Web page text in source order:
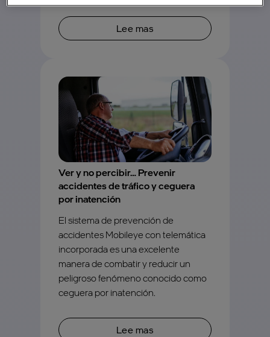
Lee mas
Ver y no percibir… Prevenir
accidentes de tráfico y ceguera
por inatención
El sistema de prevención de
accidentes Mobileye con telemática
incorporada es una excelente
manera de combatir y reducir un
peligroso fenómeno conocido como
ceguera por inatención.
Lee mas